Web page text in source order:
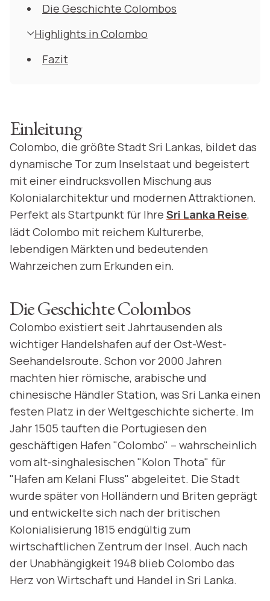
Die Geschichte Colombos
Highlights in Colombo
Fazit
Einleitung
Colombo, die größte Stadt Sri Lankas, bildet das
dynamische Tor zum Inselstaat und begeistert
mit einer eindrucksvollen Mischung aus
Kolonialarchitektur und modernen Attraktionen.
Perfekt als Startpunkt für Ihre Sri Lanka Reise,
lädt Colombo mit reichem Kulturerbe,
lebendigen Märkten und bedeutenden
Wahrzeichen zum Erkunden ein.
Die Geschichte Colombos
Colombo existiert seit Jahrtausenden als
wichtiger Handelshafen auf der Ost-West-
Seehandelsroute. Schon vor 2000 Jahren
machten hier römische, arabische und
chinesische Händler Station, was Sri Lanka einen
festen Platz in der Weltgeschichte sicherte. Im
Jahr 1505 tauften die Portugiesen den
geschäftigen Hafen "Colombo" – wahrscheinlich
vom alt-singhalesischen "Kolon Thota" für
"Hafen am Kelani Fluss" abgeleitet. Die Stadt
wurde später von Holländern und Briten geprägt
und entwickelte sich nach der britischen
Kolonialisierung 1815 endgültig zum
wirtschaftlichen Zentrum der Insel. Auch nach
der Unabhängigkeit 1948 blieb Colombo das
Herz von Wirtschaft und Handel in Sri Lanka.